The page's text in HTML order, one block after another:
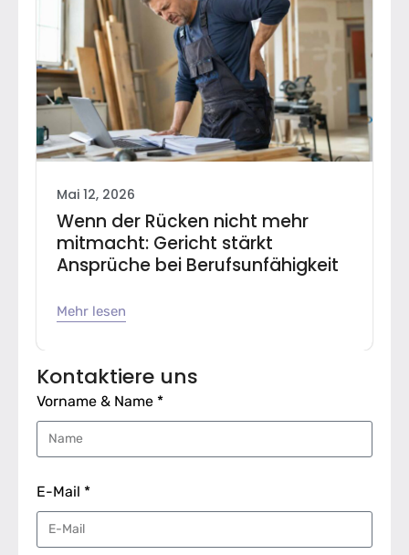
Mai 12, 2026
Wenn der Rücken nicht mehr
mitmacht: Gericht stärkt
Ansprüche bei Berufsunfähigkeit
Mehr lesen
Kontaktiere uns
Vorname & Name *
E-Mail *